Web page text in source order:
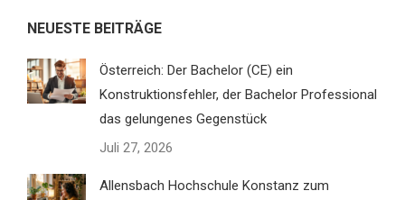
NEUESTE BEITRÄGE
Österreich: Der Bachelor (CE) ein
Konstruktionsfehler, der Bachelor Professional
das gelungenes Gegenstück
Juli 27, 2026
Allensbach Hochschule Konstanz zum